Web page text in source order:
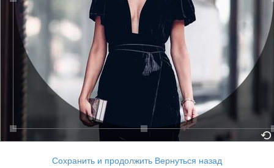
Сохранить и продолжить Вернуться назад